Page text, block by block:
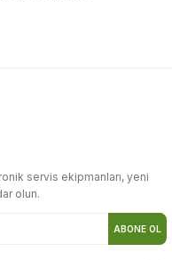
servis ekipmanları, yeni
olun.
ABONE OL